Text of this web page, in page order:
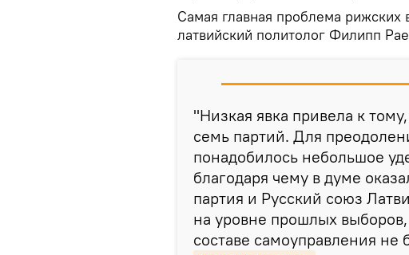
Самая главная проблема рижских
латвийский политолог Филипп
"Низкая явка привела к
семь партий. Для
понадобилось небольшое
благодаря чему в думе
партия и Русский союз
на уровне прошлых
составе самоуправления